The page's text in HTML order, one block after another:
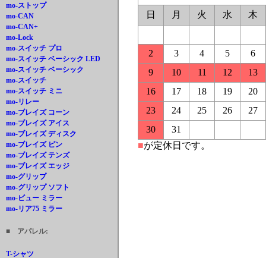
mo-ストップ
mo-CAN
mo-CAN+
mo-Lock
mo-スイッチ プロ
mo-スイッチ ベーシック LED
mo-スイッチ ベーシック
mo-スイッチ
mo-スイッチ ミニ
mo-リレー
mo-ブレイズ コーン
mo-ブレイズ アイス
mo-ブレイズ ディスク
mo-ブレイズ ピン
mo-ブレイズ テンズ
mo-ブレイズ エッジ
mo-グリップ
mo-グリップ ソフト
mo-ビュー ミラー
mo-リア75 ミラー
■ アパレル:
T-シャツ
日
月 火 水 木
2 3 4 5
6
9
10 11 12
13
16
17 18 19
20
23
24 25 26
27
30
31
■が定休日です。